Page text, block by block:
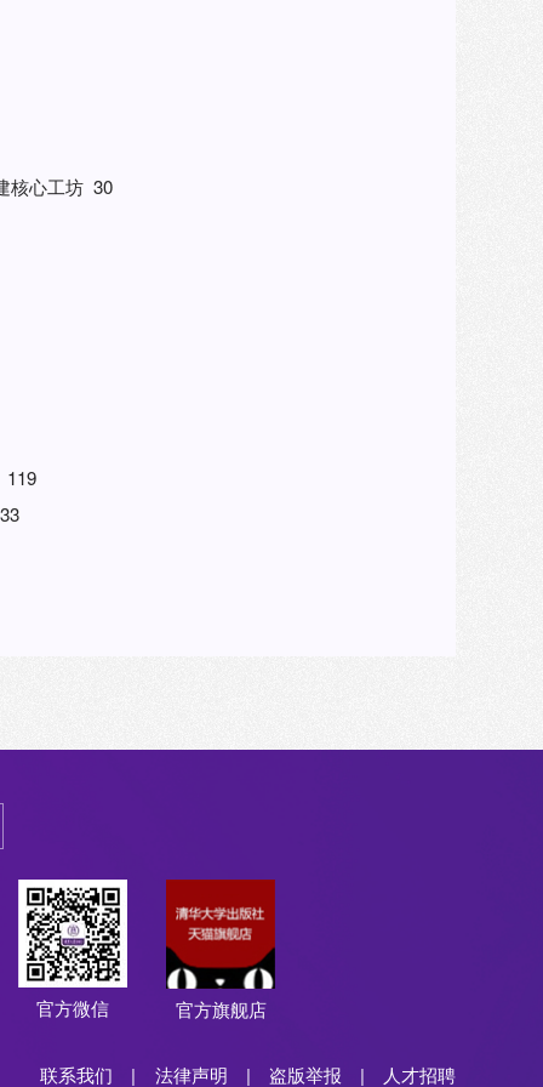
核心工坊 30
官方微信 官方旗舰店
联系我们 | 法律声明 | 盗版举报 | 人才招聘